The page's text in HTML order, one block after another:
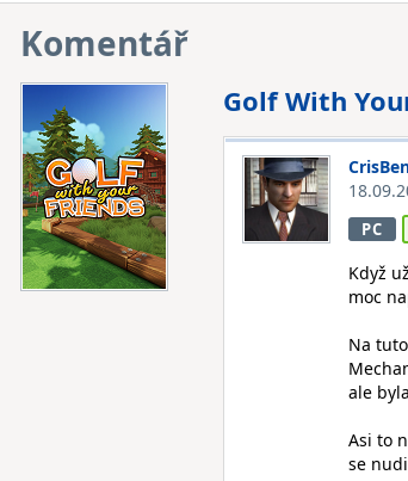
Komentář
Golf With
PC
Když
moc
Na
ale
Asi to
se